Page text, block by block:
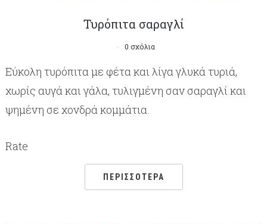
Τυρόπιτα σαραγλί
0 σχόλια
Εύκολη τυρόπιτα με φέτα και λίγα γλυκά τυριά,
χωρίς αυγά και γάλα, τυλιγμένη σαν σαραγλί και
ψημένη σε χονδρά κομμάτια.
Rate
ΠΕΡΙΣΣΌΤΕΡΑ